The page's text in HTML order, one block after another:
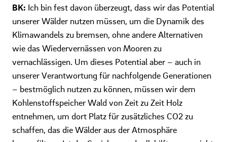
BK: Ich bin fest davon überzeugt, dass wir das Potential
unserer Wälder nutzen müssen, um die Dynamik des
Klimawandels zu bremsen, ohne andere Alternativen
wie das Wiedervernässen von Mooren zu
vernachlässigen. Um dieses Potential aber – auch in
unserer Verantwortung für nachfolgende Generationen
– bestmöglich nutzen zu können, müssen wir dem
Kohlenstoffspeicher Wald von Zeit zu Zeit Holz
entnehmen, um dort Platz für zusätzliches CO2 zu
schaffen, das die Wälder aus der Atmosphäre